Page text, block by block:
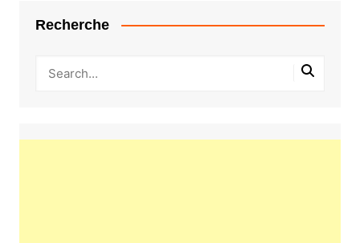
Recherche